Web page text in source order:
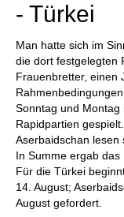
- Türkei
Man hatte sich im
die dort festgelegten
Frauenbretter, einen
Sonntag und
Rapidpartien
Aserbaidschan lesen
In Summe ergab das
Für die Türkei
14. August;
August gefordert.